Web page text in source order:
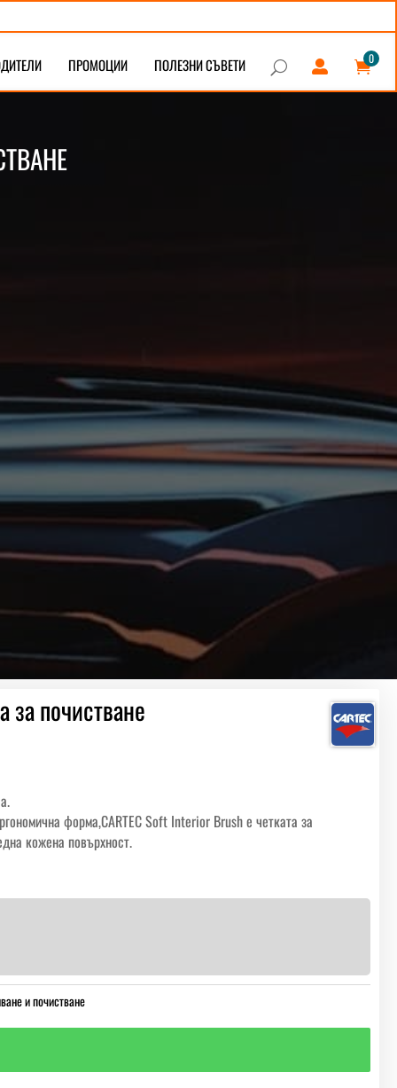
ПРОМОЦИИ ПОЛЕЗНИ СЪВЕТИ U  
0
за почистване
форма,CARTEC Soft Interior Brush е четката за
кожена повърхност.
и почистване